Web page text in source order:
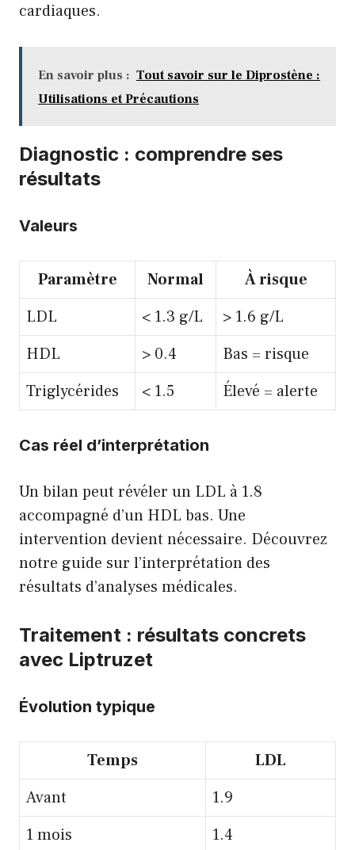
cardiaques.
En savoir plus : Tout savoir sur le Diprostène :
Utilisations et Précautions
Diagnostic : comprendre ses
résultats
Valeurs
Paramètre Normal
À risque
LDL
< 1.3 g/L
> 1.6 g/L
HDL
> 0.4
Bas = risque
Triglycérides
< 1.5 Élevé = alerte
Cas réel d’interprétation
Un bilan peut révéler un LDL à 1.8
accompagné d’un HDL bas. Une
intervention devient nécessaire. Découvrez
notre guide sur l’interprétation des
résultats d’analyses médicales.
Traitement : résultats concrets
avec Liptruzet
Évolution typique
Temps
LDL
Avant
1.9
1 mois
1.4